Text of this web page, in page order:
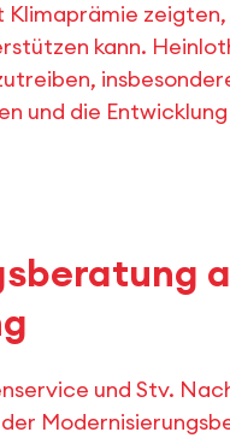
Klimaprämie
kann.
und die
und Stv.